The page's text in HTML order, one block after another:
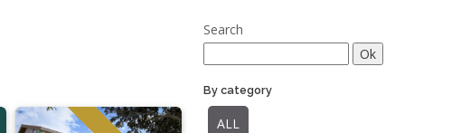
Search
By category
ALL